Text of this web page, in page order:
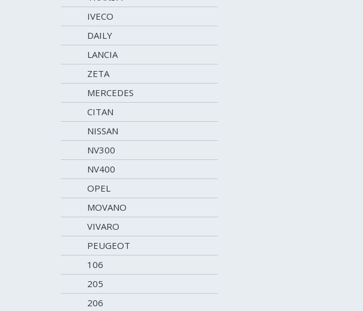
IVECO
DAILY
LANCIA
ZETA
MERCEDES
CITAN
NISSAN
NV300
NV400
OPEL
MOVANO
VIVARO
PEUGEOT
106
205
206